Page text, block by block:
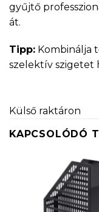
gyűjtő
át.
Tipp: Kombinálja
szelektív szigetet
Külső raktáron
KAPCSOLÓDÓ